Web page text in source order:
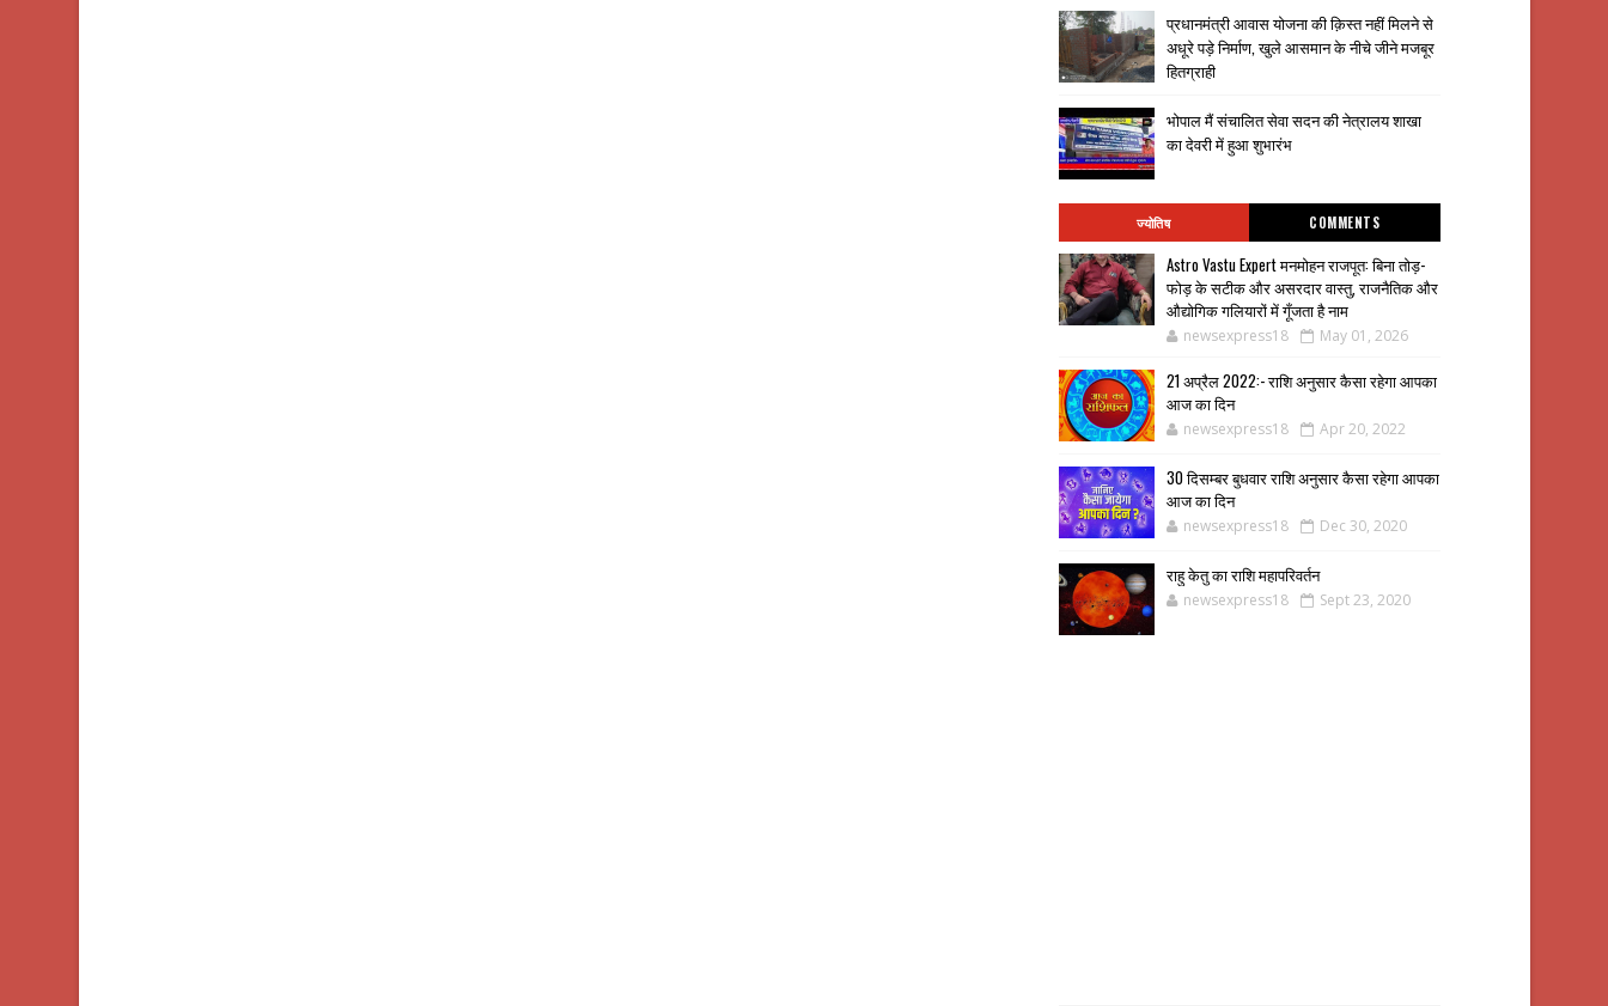
प्रधानमंत्री आवास योजना की क़िस्त नहीं मिलने से
अधूरे पड़े निर्माण, खुले आसमान के नीचे जीने मजबूर
हितग्राही
भोपाल मैं संचालित सेवा सदन की नेत्रालय शाखा
का देवरी में हुआ शुभारंभ
ज्योतिष COMMENTS
Astro Vastu Expert मनमोहन राजपूत: बिना तोड़-
फोड़ के सटीक और असरदार वास्तु, राजनैतिक और
औद्योगिक गलियारों में गूँजता है नाम
newsexpress18 May 01, 2026
21 अप्रैल 2022:- राशि अनुसार कैसा रहेगा आपका
आज का दिन
newsexpress18 Apr 20, 2022
30 दिसम्बर बुधवार राशि अनुसार कैसा रहेगा आपका
आज का दिन
newsexpress18 Dec 30, 2020
राहु केतु का राशि महापरिवर्तन
newsexpress18 Sept 23, 2020